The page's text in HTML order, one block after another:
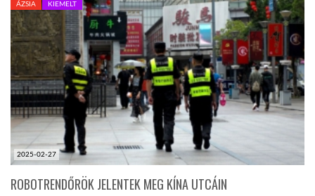
KÖZEL-KELET
AUSZTRÁLIA
A VILÁG ITTHON
2025-02-27
ÁZSIA KIEMELT
ROBOTRENDŐRÖK JELENTEK MEG KÍNA UTCÁIN